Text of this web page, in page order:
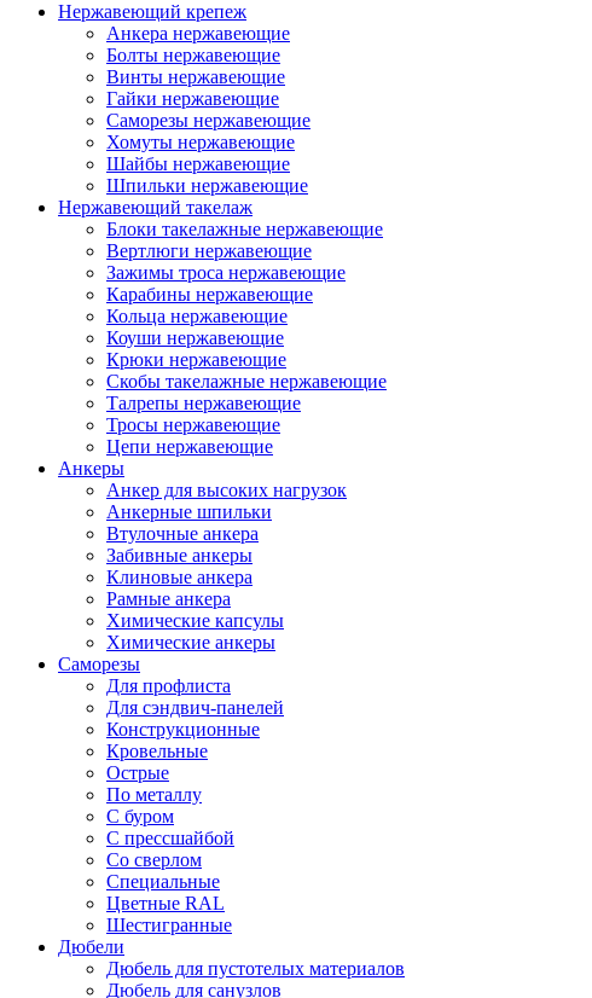
Нержавеющий крепеж
Анкера нержавеющие
Болты нержавеющие
Винты нержавеющие
Гайки нержавеющие
Саморезы нержавеющие
Хомуты нержавеющие
Шайбы нержавеющие
Шпильки нержавеющие
Нержавеющий такелаж
Блоки такелажные нержавеющие
Вертлюги нержавеющие
Зажимы троса нержавеющие
Карабины нержавеющие
Кольца нержавеющие
Коуши нержавеющие
Крюки нержавеющие
Скобы такелажные нержавеющие
Талрепы нержавеющие
Тросы нержавеющие
Цепи нержавеющие
Анкеры
Анкер для высоких нагрузок
Анкерные шпильки
Втулочные анкера
Забивные анкеры
Клиновые анкера
Рамные анкера
Химические капсулы
Химические анкеры
Саморезы
Для профлиста
Для сэндвич-панелей
Конструкционные
Кровельные
Острые
По металлу
С буром
С прессшайбой
Со сверлом
Специальные
Цветные RAL
Шестигранные
Дюбели
Дюбель для пустотелых материалов
Дюбель для санузлов